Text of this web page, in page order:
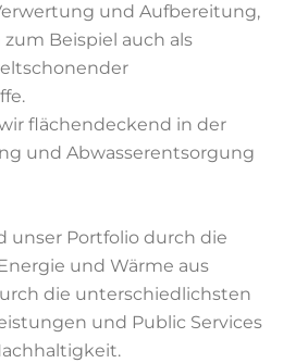
und Aufbereitung,
Beispiel auch als
flächendeckend in der
und Abwasserentsorgung
unser Portfolio durch die
und Wärme aus
die unterschiedlichsten
und Public Services